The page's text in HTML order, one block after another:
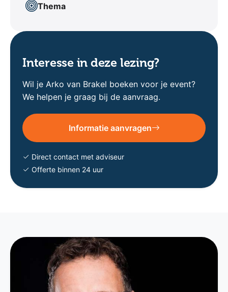
Thema
Interesse in deze lezing?
Wil je Arko van Brakel boeken voor je event?
We helpen je graag bij de aanvraag.
Informatie aanvragen
Direct contact met adviseur
Offerte binnen 24 uur